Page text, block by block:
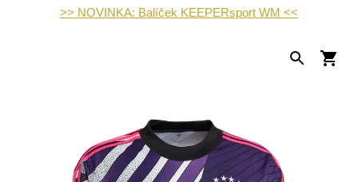
>> NOVINKA: Balíček KEEPERsport WM <<